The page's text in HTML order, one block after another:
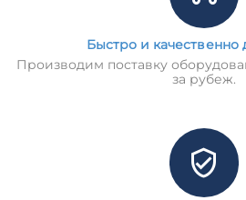
Быстро и качественно
Производим поставку
за рубеж.